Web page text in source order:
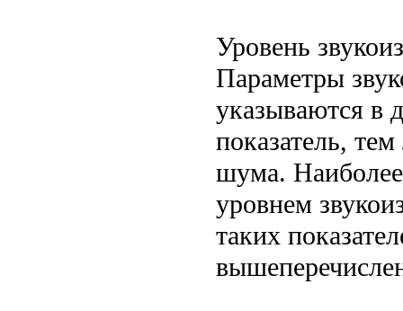
Уровень
Параметры
указываются в
показатель,
шума.
уровнем
таких